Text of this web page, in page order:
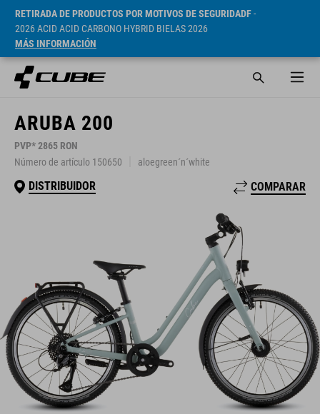
RETIRADA DE PRODUCTOS POR MOTIVOS DE SEGURIDADF-
2026 ACID ACID CARBONO HYBRID BIELAS 2026
MÁS INFORMACIÓN
ARUBA 200
PVP* 2865 RON
Número de artículo 150650
aloegreen´n´white
DISTRIBUIDOR COMPARAR